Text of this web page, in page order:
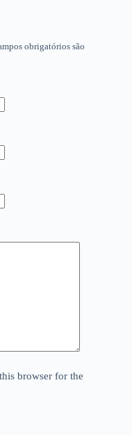
obrigatórios são
browser for the